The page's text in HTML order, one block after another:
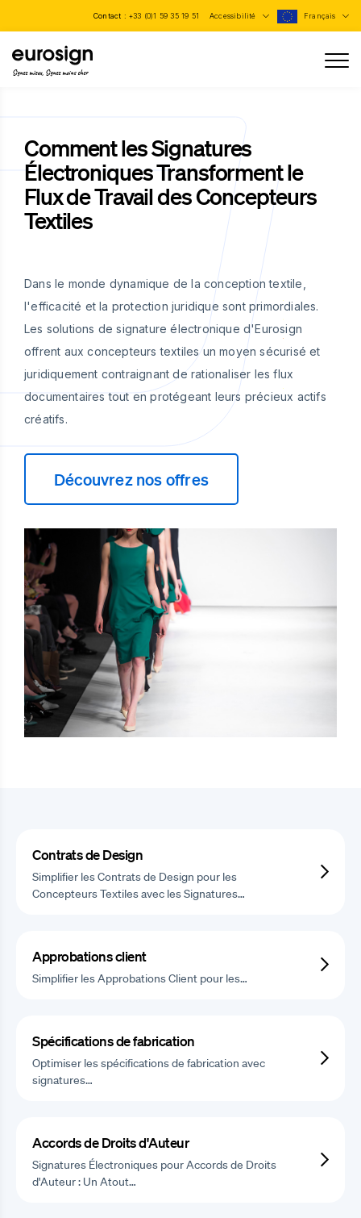
Contact : +33 (0)1 59 35 19 51 Accessibilité Français
Signez mieux, Signez moins cher
Comment les Signatures
Électroniques Transforment le
Flux de Travail des Concepteurs
Textiles
Dans le monde dynamique de la conception textile,
l'efficacité et la protection juridique sont primordiales.
Les solutions de signature électronique d'Eurosign
offrent aux concepteurs textiles un moyen sécurisé et
juridiquement contraignant de rationaliser les flux
documentaires tout en protégeant leurs précieux actifs
créatifs.
Découvrez nos offres
Contrats de Design
Simplifier les Contrats de Design pour les
Concepteurs Textiles avec les Signatures…
Approbations client
Simplifier les Approbations Client pour les…
Spécifications de fabrication
Optimiser les spécifications de fabrication avec
signatures…
Accords de Droits d'Auteur
Signatures Électroniques pour Accords de Droits
d'Auteur : Un Atout…